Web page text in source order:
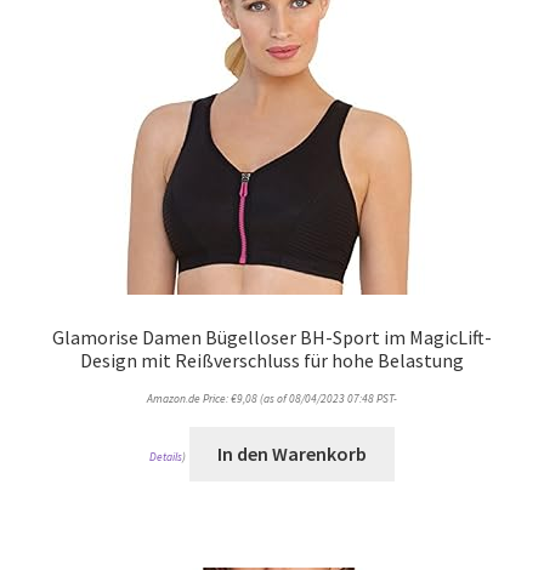
Glamorise Damen Bügelloser BH-Sport im MagicLift-
Design mit Reißverschluss für hohe Belastung
Amazon.de Price:€9,08(as of 08/04/2023 07:48 PST-
Details) In den Warenkorb